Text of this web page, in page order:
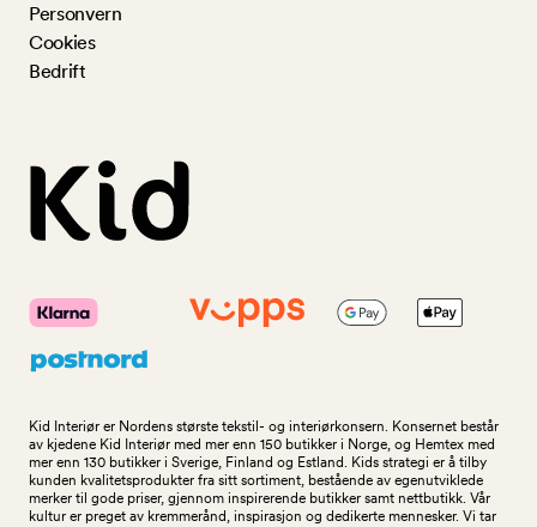
Personvern
Cookies
Bedrift
Kid Interiør er Nordens største tekstil- og interiørkonsern. Konsernet består
av kjedene Kid Interiør med mer enn 150 butikker i Norge, og Hemtex med
mer enn 130 butikker i Sverige, Finland og Estland. Kids strategi er å tilby
kunden kvalitetsprodukter fra sitt sortiment, bestående av egenutviklede
merker til gode priser, gjennom inspirerende butikker samt nettbutikk. Vår
kultur er preget av kremmerånd, inspirasjon og dedikerte mennesker. Vi tar